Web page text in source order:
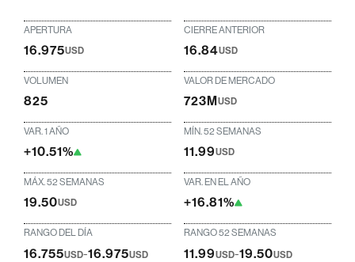
APERTURA
16.975USD
CIERRE ANTERIOR
16.84USD
VOLUMEN
825
VALOR DE MERCADO
723MUSD
VAR. 1 AÑO
+10.51%
MÍN. 52 SEMANAS
11.99USD
MÁX. 52 SEMANAS
19.50USD
VAR. EN EL AÑO
+16.81%
RANGO DEL DÍA
16.755USD-16.975USD
RANGO 52 SEMANAS
11.99USD-19.50USD